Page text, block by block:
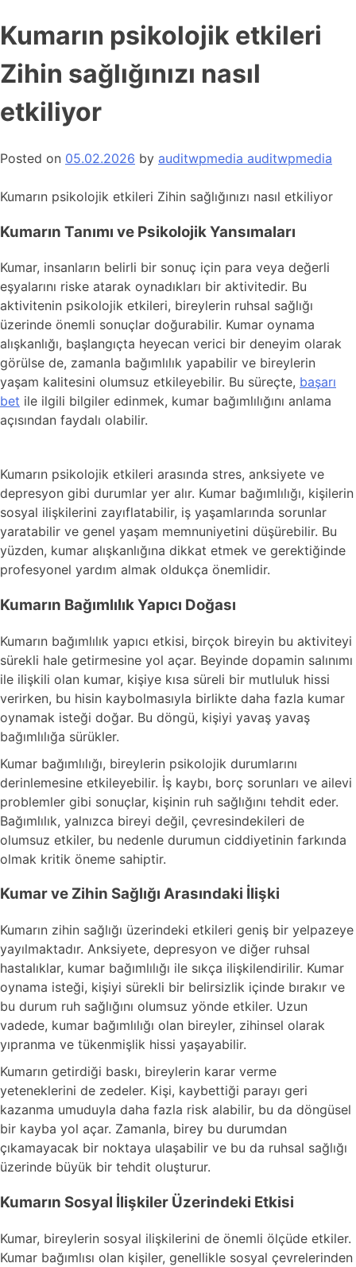
Kumarın psikolojik etkileri
Zihin sağlığınızı nasıl
etkiliyor
Posted on 05.02.2026 by auditwpmedia auditwpmedia
Kumarın psikolojik etkileri Zihin sağlığınızı nasıl etkiliyor
Kumarın Tanımı ve Psikolojik Yansımaları
Kumar, insanların belirli bir sonuç için para veya değerli
eşyalarını riske atarak oynadıkları bir aktivitedir. Bu
aktivitenin psikolojik etkileri, bireylerin ruhsal sağlığı
üzerinde önemli sonuçlar doğurabilir. Kumar oynama
alışkanlığı, başlangıçta heyecan verici bir deneyim olarak
görülse de, zamanla bağımlılık yapabilir ve bireylerin
yaşam kalitesini olumsuz etkileyebilir. Bu süreçte, başarı
bet ile ilgili bilgiler edinmek, kumar bağımlılığını anlama
açısından faydalı olabilir.
Kumarın psikolojik etkileri arasında stres, anksiyete ve
depresyon gibi durumlar yer alır. Kumar bağımlılığı, kişilerin
sosyal ilişkilerini zayıflatabilir, iş yaşamlarında sorunlar
yaratabilir ve genel yaşam memnuniyetini düşürebilir. Bu
yüzden, kumar alışkanlığına dikkat etmek ve gerektiğinde
profesyonel yardım almak oldukça önemlidir.
Kumarın Bağımlılık Yapıcı Doğası
Kumarın bağımlılık yapıcı etkisi, birçok bireyin bu aktiviteyi
sürekli hale getirmesine yol açar. Beyinde dopamin salınımı
ile ilişkili olan kumar, kişiye kısa süreli bir mutluluk hissi
verirken, bu hisin kaybolmasıyla birlikte daha fazla kumar
oynamak isteği doğar. Bu döngü, kişiyi yavaş yavaş
bağımlılığa sürükler.
Kumar bağımlılığı, bireylerin psikolojik durumlarını
derinlemesine etkileyebilir. İş kaybı, borç sorunları ve ailevi
problemler gibi sonuçlar, kişinin ruh sağlığını tehdit eder.
Bağımlılık, yalnızca bireyi değil, çevresindekileri de
olumsuz etkiler, bu nedenle durumun ciddiyetinin farkında
olmak kritik öneme sahiptir.
Kumar ve Zihin Sağlığı Arasındaki İlişki
Kumarın zihin sağlığı üzerindeki etkileri geniş bir yelpazeye
yayılmaktadır. Anksiyete, depresyon ve diğer ruhsal
hastalıklar, kumar bağımlılığı ile sıkça ilişkilendirilir. Kumar
oynama isteği, kişiyi sürekli bir belirsizlik içinde bırakır ve
bu durum ruh sağlığını olumsuz yönde etkiler. Uzun
vadede, kumar bağımlılığı olan bireyler, zihinsel olarak
yıpranma ve tükenmişlik hissi yaşayabilir.
Kumarın getirdiği baskı, bireylerin karar verme
yeteneklerini de zedeler. Kişi, kaybettiği parayı geri
kazanma umuduyla daha fazla risk alabilir, bu da döngüsel
bir kayba yol açar. Zamanla, birey bu durumdan
çıkamayacak bir noktaya ulaşabilir ve bu da ruhsal sağlığı
üzerinde büyük bir tehdit oluşturur.
Kumarın Sosyal İlişkiler Üzerindeki Etkisi
Kumar, bireylerin sosyal ilişkilerini de önemli ölçüde etkiler.
Kumar bağımlısı olan kişiler, genellikle sosyal çevrelerinden